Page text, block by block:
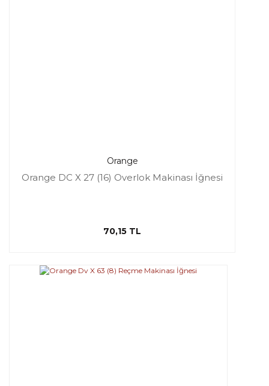
Orange
Orange DC X 27 (16) Overlok Makinası İğnesi
70,15 TL